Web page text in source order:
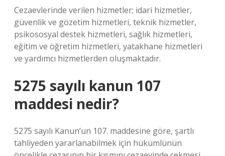
Cezaevlerinde verilen hizmetler; idari hizmetler,
güvenlik ve gözetim hizmetleri, teknik hizmetler,
psikososyal destek hizmetleri, sağlık hizmetleri,
eğitim ve öğretim hizmetleri, yatakhane hizmetleri
ve yardımcı hizmetlerden oluşmaktadır.
5275 sayılı kanun 107
maddesi nedir?
5275 sayılı Kanun’un 107. maddesine göre, şartlı
tahliyeden yararlanabilmek için hükümlünün